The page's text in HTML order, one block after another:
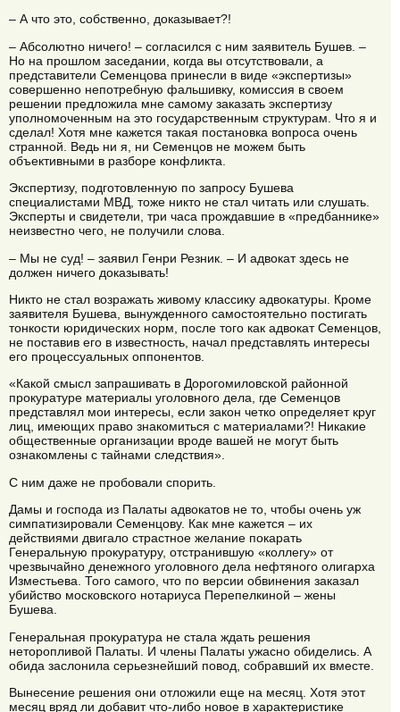
– А что это, собственно, доказывает?!
– Абсолютно ничего! – согласился с ним заявитель Бушев. –
Но на прошлом заседании, когда вы отсутствовали, а
представители Семенцова принесли в виде «экспертизы»
совершенно непотребную фальшивку, комиссия в своем
решении предложила мне самому заказать экспертизу
уполномоченным на это государственным структурам. Что я и
сделал! Хотя мне кажется такая постановка вопроса очень
странной. Ведь ни я, ни Семенцов не можем быть
объективными в разборе конфликта.
Экспертизу, подготовленную по запросу Бушева
специалистами МВД, тоже никто не стал читать или слушать.
Эксперты и свидетели, три часа прождавшие в «предбаннике»
неизвестно чего, не получили слова.
– Мы не суд! – заявил Генри Резник. – И адвокат здесь не
должен ничего доказывать!
Никто не стал возражать живому классику адвокатуры. Кроме
заявителя Бушева, вынужденного самостоятельно постигать
тонкости юридических норм, после того как адвокат Семенцов,
не поставив его в известность, начал представлять интересы
его процессуальных оппонентов.
«Какой смысл запрашивать в Дорогомиловской районной
прокуратуре материалы уголовного дела, где Семенцов
представлял мои интересы, если закон четко определяет круг
лиц, имеющих право знакомиться с материалами?! Никакие
общественные организации вроде вашей не могут быть
ознакомлены с тайнами следствия».
С ним даже не пробовали спорить.
Дамы и господа из Палаты адвокатов не то, чтобы очень уж
симпатизировали Семенцову. Как мне кажется – их
действиями двигало страстное желание покарать
Генеральную прокуратуру, отстранившую «коллегу» от
чрезвычайно денежного уголовного дела нефтяного олигарха
Изместьева. Того самого, что по версии обвинения заказал
убийство московского нотариуса Перепелкиной – жены
Бушева.
Генеральная прокуратура не стала ждать решения
неторопливой Палаты. И члены Палаты ужасно обиделись. А
обида заслонила серьезнейший повод, собравший их вместе.
Вынесение решения они отложили еще на месяц. Хотя этот
месяц вряд ли добавит что-либо новое в характеристике